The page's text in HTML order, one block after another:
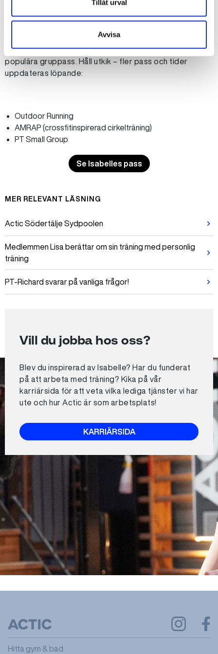
Tillåt urval
Avvisa
Här hittar du Isabelle i
Du kan även träna med Isabelle i något av hennes
populära gruppass. Håll utkik – fler pass och tider
uppdateras löpande:
Outdoor Running
AMRAP (crossfitinspirerad cirkelträning)
PT Small Group
Se Isabelles pass
MER RELEVANT LÄSNING
Actic Södertälje Sydpoolen
Medlemmen Lisa berättar om sin träning med personlig
träning
PT-Richard svarar på vanliga frågor!
Vill du jobba hos oss?
Blev du inspirerad av Isabelle? Har du funderat
på att arbeta med träning? Kika på vår
karriärsida för att veta vilka lediga tjänster vi har
ute och hur Actic är som arbetsplats!
KARRIÄRSIDA
Hitta gym & bad